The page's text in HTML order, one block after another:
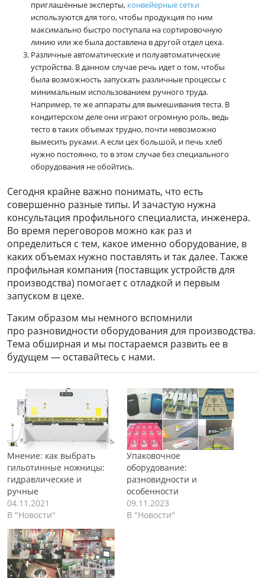
приглашённые эксперты, конвейерные сетки
используются для того, чтобы продукция по ним
максимально быстро поступала на сортировочную
линию или же была доставлена в другой отдел цеха.
Различные автоматические и полуавтоматические
устройства. В данном случае речь идет о том, чтобы
была возможность запускать различные процессы с
минимальным использованием ручного труда.
Например, те же аппараты для вымешивания теста. В
кондитерском деле они играют огромную роль, ведь
тесто в таких объемах трудно, почти невозможно
вымесить руками. А если цех большой, и печь хлеб
нужно постоянно, то в этом случае без специального
оборудования не обойтись.
Сегодня крайне важно понимать, что есть
совершенно разные типы. И зачастую нужна
консультация профильного специалиста, инженера.
Во время переговоров можно как раз и
определиться с тем, какое именно оборудование, в
каких объемах нужно поставлять и так далее. Также
профильная компания (поставщик устройств для
производства) помогает с отладкой и первым
запуском в цехе.
Таким образом мы немного вспомнили
про разновидности оборудования для производства.
Тема обширная и мы постараемся развить ее в
будущем — оставайтесь с нами.
Мнение: как выбрать
гильотинные ножницы:
гидравлические и
ручные
04.11.2021
В "Новости"
Упаковочное
оборудование:
разновидности и
особенности
09.11.2023
В "Новости"